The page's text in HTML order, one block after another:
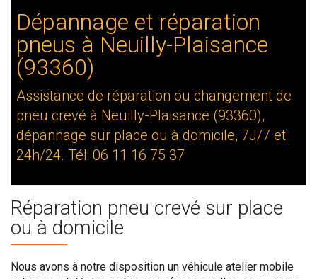
Dépannage et réparation
pneus à Neuilly-Plaisance
(93360)
Assistance de réparation ou changement de
pneu crevé à Neuilly-Plaisance (93360),
dépannage sur place ou à domicile, 7J/7 et
24h/24. Tél: 06 11 16 75 37
Réparation pneu crevé sur place
ou à domicile
Nous avons à notre disposition un véhicule atelier mobile